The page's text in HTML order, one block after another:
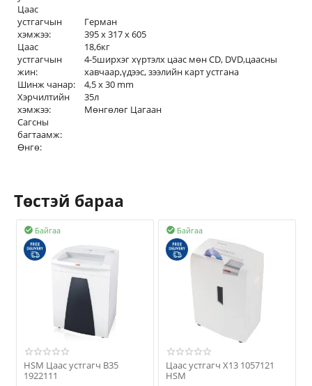
Цаас
устгагчын
хэмжээ:
Цаас
устгагчын
жин:
Шинж чанар:
Хэрчилтийн
хэмжээ:
Сагсны
багтаамж:
Өнгө:
Герман
395 x 317 x 605
18,6кг
4-5ширхэг хүртэлх цаас мөн CD, DVD,цаасны
хавчаар,үдээс, зээлийн карт устгана
4,5 x 30 mm
35л
Мөнгөлөг Цагаан
Төстэй бараа
Байгаа

HSM Цаас устгагч B35
1922111
Байгаа

Цаас устгагч X13 1057121
HSM